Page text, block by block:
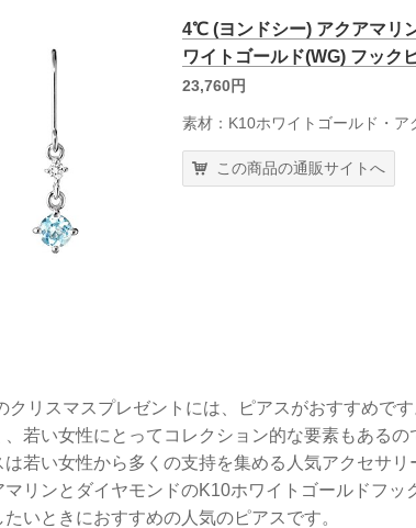
4℃ (ヨンドシー) アクアマリ
ワイトゴールド(WG) フック
23,760円
素材：K10ホワイトゴールド・ア
この商品の通販サイトへ
クリスマスプレゼントには、ピアスがおすすめで
、若い女性にとってコレクション的な要素もある
は若い女性から多くの支持を集める人気アクセサ
リンとダイヤモンドのK10ホワイトゴールドフッ
いときにおすすめの人気のピアスです。